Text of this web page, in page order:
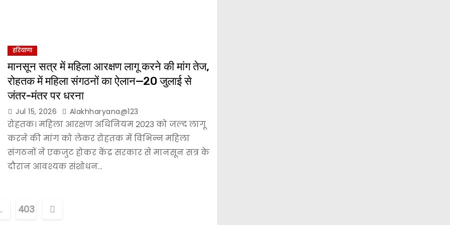
हरियाणा
मानसून सत्र में महिला आरक्षण लागू करने की मांग तेज,
रोहतक में महिला संगठनों का ऐलान—20 जुलाई से
जंतर-मंतर पर धरना
Jul 15, 2026 Alakhharyana@123
रोहतक। महिला आरक्षण अधिनियम 2023 को जल्द लागू
करने की मांग को लेकर रोहतक में विभिन्न महिला
संगठनों ने एकजुट होकर केंद्र सरकार से मानसून सत्र के
दौरान आवश्यक संशोधन…
403